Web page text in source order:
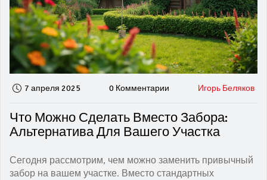
7 апреля 2025 0 Комментарии Игорь Беляков
Что Можно Сделать Вместо Забора:
Альтернатива Для Вашего Участка
Сегодня рассмотрим, чем можно заменить привычный
забор на вашем участке. Вместо стандартных